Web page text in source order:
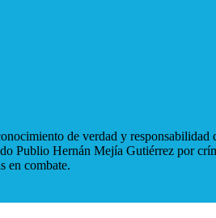
de verdad y
Publio Hernán Mejía Gutiérrez por
en combate.